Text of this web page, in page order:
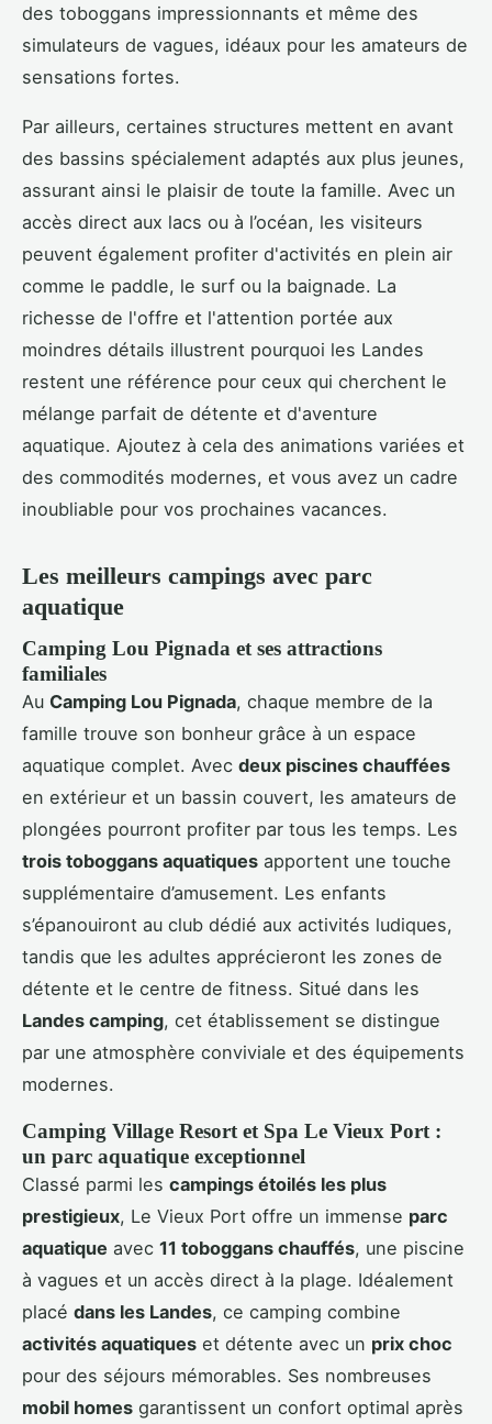
des toboggans impressionnants et même des
simulateurs de vagues, idéaux pour les amateurs de
sensations fortes.
Par ailleurs, certaines structures mettent en avant
des bassins spécialement adaptés aux plus jeunes,
assurant ainsi le plaisir de toute la famille. Avec un
accès direct aux lacs ou à l’océan, les visiteurs
peuvent également profiter d'activités en plein air
comme le paddle, le surf ou la baignade. La
richesse de l'offre et l'attention portée aux
moindres détails illustrent pourquoi les Landes
restent une référence pour ceux qui cherchent le
mélange parfait de détente et d'aventure
aquatique. Ajoutez à cela des animations variées et
des commodités modernes, et vous avez un cadre
inoubliable pour vos prochaines vacances.
Les meilleurs campings avec parc
aquatique
Camping Lou Pignada et ses attractions
familiales
Au Camping Lou Pignada, chaque membre de la
famille trouve son bonheur grâce à un espace
aquatique complet. Avec deux piscines chauffées
en extérieur et un bassin couvert, les amateurs de
plongées pourront profiter par tous les temps. Les
trois toboggans aquatiques apportent une touche
supplémentaire d’amusement. Les enfants
s’épanouiront au club dédié aux activités ludiques,
tandis que les adultes apprécieront les zones de
détente et le centre de fitness. Situé dans les
Landes camping, cet établissement se distingue
par une atmosphère conviviale et des équipements
modernes.
Camping Village Resort et Spa Le Vieux Port :
un parc aquatique exceptionnel
Classé parmi les campings étoilés les plus
prestigieux, Le Vieux Port offre un immense parc
aquatique avec 11 toboggans chauffés, une piscine
à vagues et un accès direct à la plage. Idéalement
placé dans les Landes, ce camping combine
activités aquatiques et détente avec un prix choc
pour des séjours mémorables. Ses nombreuses
mobil homes garantissent un confort optimal après